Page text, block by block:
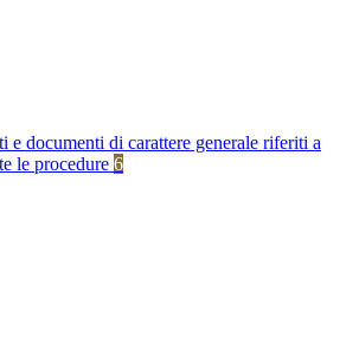
e documenti di carattere generale riferiti a
le procedure 6